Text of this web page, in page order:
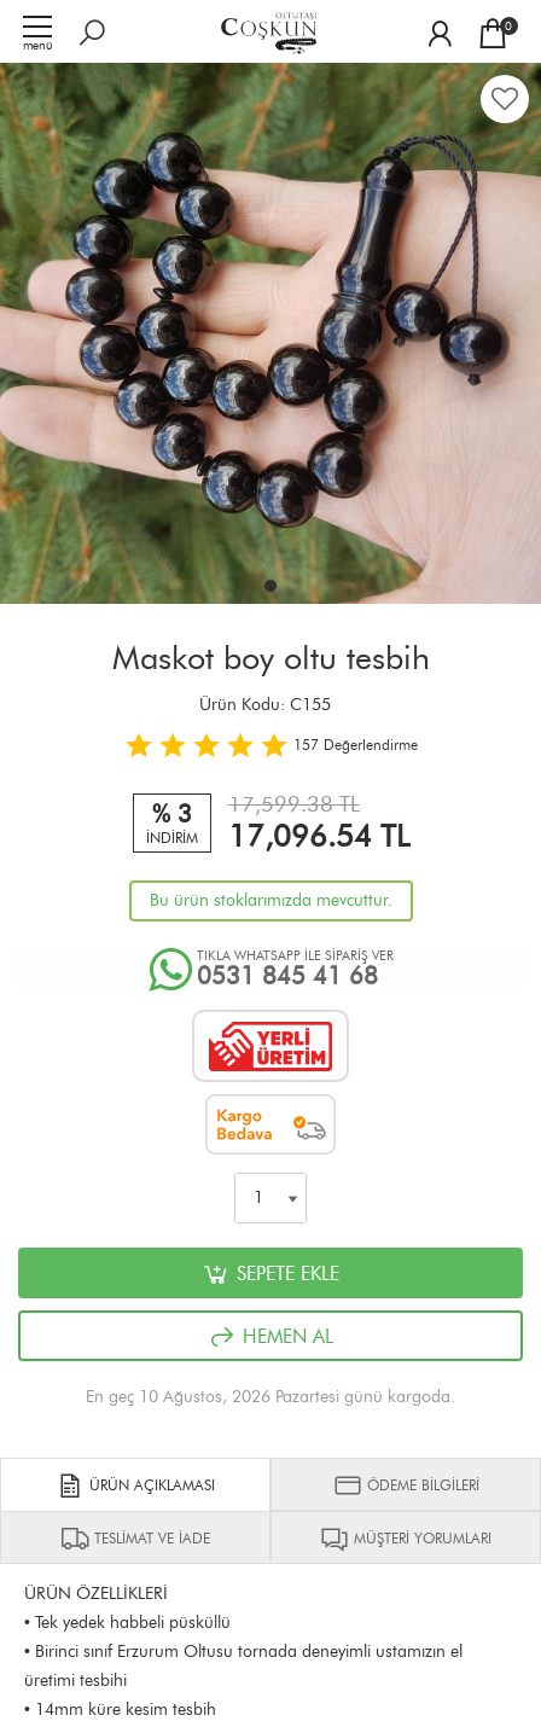
menü
0
Maskot boy oltu tesbih
Ürün Kodu: C155
157 Değerlendirme
% 3
İNDİRİM
17,599.38 TL
17,096.54TL
Bu ürün stoklarımızda mevcuttur.
TIKLA WHATSAPP İLE SİPARİŞ VER
0531 845 41 68
SEPETE EKLE
HEMEN AL
En geç 10 Ağustos, 2026 Pazartesi günü kargoda.
ÜRÜN AÇIKLAMASI ÖDEME BİLGİLERİ
TESLİMAT VE İADE MÜŞTERİ YORUMLARI
ÜRÜN ÖZELLİKLERİ
• Tek yedek habbeli püsküllü
• Birinci sınıf Erzurum Oltusu tornada deneyimli ustamızın el
üretimi tesbihi
• 14mm küre kesim tesbih